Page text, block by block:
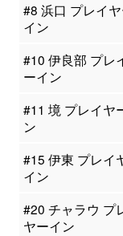
#8 浜口 プレイ
イン
#10 伊良部 プレ
ーイン
#11 境 プレイヤ
ン
#15 伊東 プレイ
イン
#20 チャラウ プ
ヤーイン